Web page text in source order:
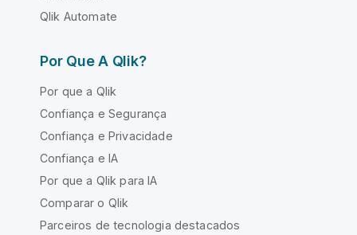
Qlik Automate
Por Que A Qlik?
Por que a Qlik
Confiança e Segurança
Confiança e Privacidade
Confiança e IA
Por que a Qlik para IA
Comparar o Qlik
Parceiros de tecnologia destacados